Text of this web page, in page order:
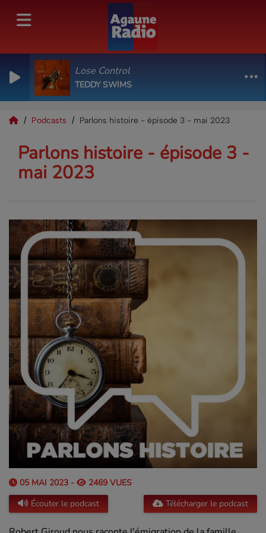
Lose Control
TEDDY SWIMS
Podcasts Parlons histoire - épisode 3 - mai 2023
Parlons histoire - épisode 3 -
mai 2023
05 MAI 2023 -
2469 VUES
Écouter le podcast
Télécharger le podcast